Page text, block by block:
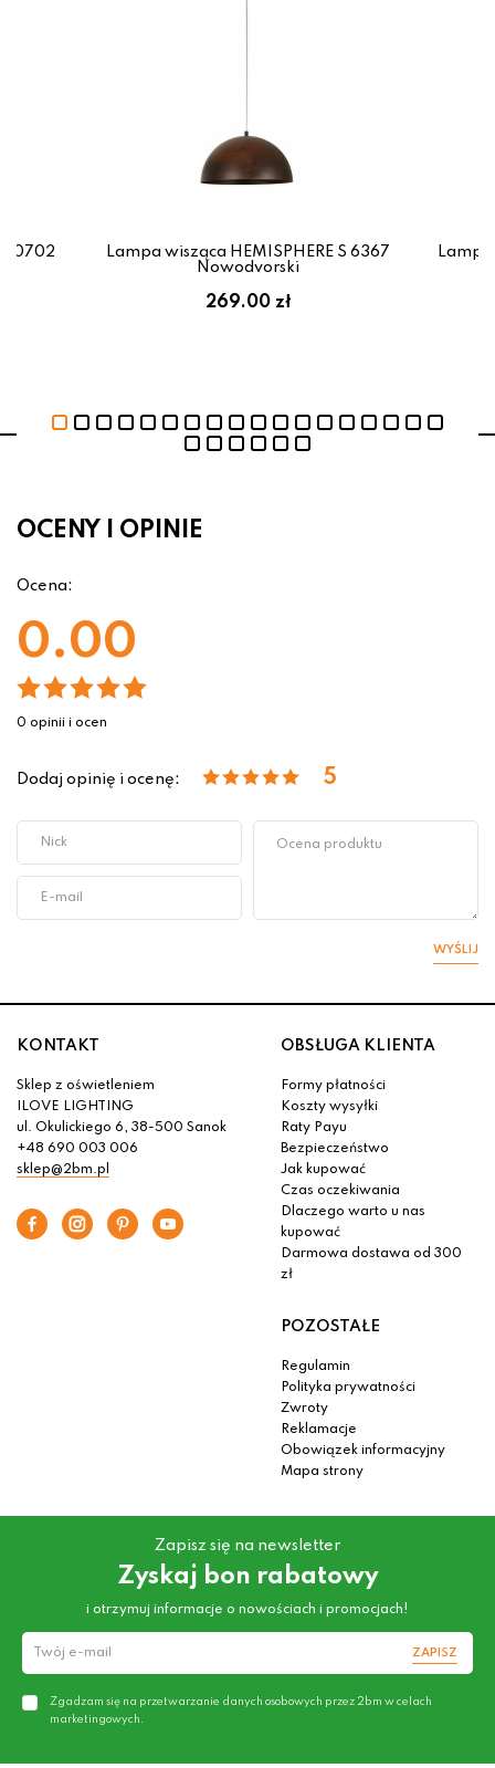
10702
Lampa wisząca HEMISPHERE S 6367
Nowodvorski
269.00 zł
Lampa
OCENY I OPINIE
Ocena:
0.00
0 opinii i ocen
Dodaj opinię i ocenę: 5
WYŚLIJ
KONTAKT
Sklep z oświetleniem
ILOVE LIGHTING
ul. Okulickiego 6, 38-500 Sanok
+48 690 003 006
sklep@2bm.pl
OBSŁUGA KLIENTA
Formy płatności
Koszty wysyłki
Raty Payu
Bezpieczeństwo
Jak kupować
Czas oczekiwania
Dlaczego warto u nas
kupować
Darmowa dostawa od 300
zł
POZOSTAŁE
Regulamin
Polityka prywatności
Zwroty
Reklamacje
Obowiązek informacyjny
Mapa strony
Zapisz się na newsletter
Zyskaj bon rabatowy
i otrzymuj informacje o nowościach i promocjach!
ZAPISZ
Zgadzam się na przetwarzanie danych osobowych przez 2bm w celach
marketingowych.